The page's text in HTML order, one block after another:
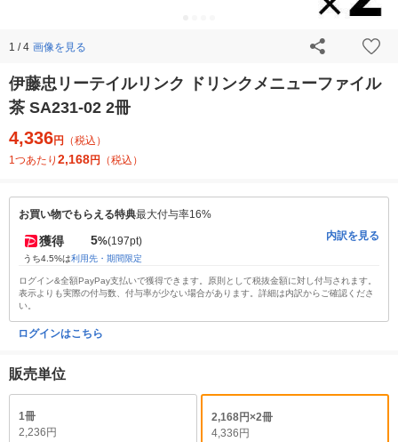
1 / 4 画像を見る
伊藤忠リーテイルリンク ドリンクメニューファイル
茶 SA231-02 2冊
4,336円
（税込）
1つあたり 2,168円 （税込）
お買い物でもらえる特典最大付与率16%
獲得 5%(197pt)
うち4.5%は利用先・期間限定
内訳を見る
ログイン&全額PayPay支払いで獲得できます。原則として税抜金額に対し付与されます。
表示よりも実際の付与数、付与率が少ない場合があります。詳細は内訳からご確認くださ
い。
ログインはこちら
販売単位
1冊
2,236円
2,168円×2冊
4,336円